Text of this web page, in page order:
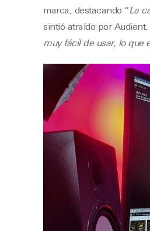
marca, destacando “La
sintió atraído por Audient.
muy fácil de usar, lo que